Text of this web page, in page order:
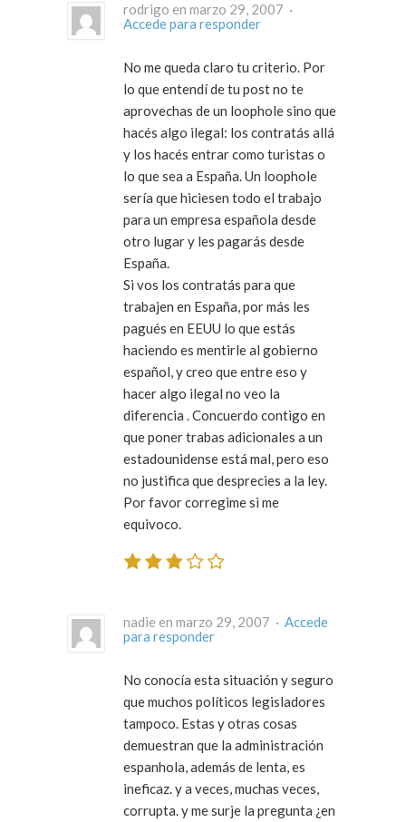
rodrigo en marzo 29, 2007 ·
Accede para responder
No me queda claro tu criterio. Por
lo que entendí de tu post no te
aprovechas de un loophole sino que
hacés algo ilegal: los contratás allá
y los hacés entrar como turistas o
lo que sea a España. Un loophole
sería que hiciesen todo el trabajo
para un empresa española desde
otro lugar y les pagarás desde
España.
Si vos los contratás para que
trabajen en España, por más les
pagués en EEUU lo que estás
haciendo es mentirle al gobierno
español, y creo que entre eso y
hacer algo ilegal no veo la
diferencia . Concuerdo contigo en
que poner trabas adicionales a un
estadounidense está mal, pero eso
no justifica que desprecies a la ley.
Por favor corregime si me
equivoco.
nadie en marzo 29, 2007 · Accede
para responder
No conocía esta situación y seguro
que muchos políticos legisladores
tampoco. Estas y otras cosas
demuestran que la administración
espanhola, además de lenta, es
ineficaz. y a veces, muchas veces,
corrupta. y me surje la pregunta ¿en